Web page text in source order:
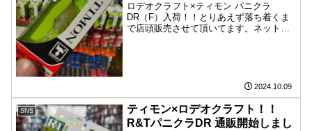
ロデオクラフト×ティモン パニクラ
DR（F）入荷！！とりあえず落ち着くま
で店頭販売させて頂いてます。ネット販
2024.10.09
SNS
ティモン×ロデオクラフト！！
️R&TパニクラDR 通販開始しまし